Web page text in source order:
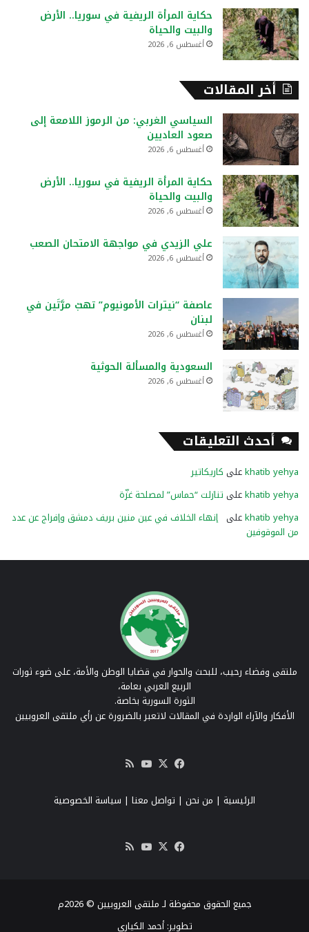
حكاية المرأة الريفية في سوريا.. الأرض
والبيت والحياة
أغسطس 6, 2026
أخر المقالات
السياسي الغربي: من الرموز اللامعة إلى
صعود العاديين
أغسطس 6, 2026
حكاية المرأة الريفية في سوريا.. الأرض
والبيت والحياة
أغسطس 6, 2026
علي الزيدي في مواجهة الامتحان الصعب
أغسطس 6, 2026
عاصفة “نيترات الأمونيوم” تهبّ مرَّتَين في
لبنان
أغسطس 6, 2026
السعودية والمسألة الحوثية
أغسطس 6, 2026
أحدث التعليقات
khatib yehyaعلى كاريكاتير
khatib yehyaعلى تنازلت “حماس” لمصلحة غزّة
khatib yehyaعلى إنهاء الخلاف في عين منين بريف دمشق وإفراج عن عدد
من الموقوفين
ملتقى وفضاء رحيب، للبحث والحوار في قضايا الوطن والأمة، على ضوء ثورات
الربيع العربي بعامة،
الثورة السورية بخاصة.
الأفكار والآراء الواردة في المقالات لاتعبر بالضرورة عن رأي ملتقى العروبيين
فيسبوك
‫X
‫YouTube
RSS
الرئيسية | من نحن | تواصل معنا | سياسة الخصوصية
فيسبوك
‫X
‫YouTube
جميع الحقوق محفوظة لـ ملتقى العروبيين © 2026م
تطوير:أحمد الكياري